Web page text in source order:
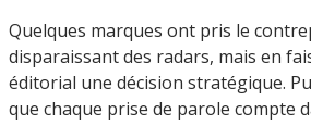
Quelques marques ont pris le
disparaissant des radars, mais en
éditorial une décision stratégique.
que chaque prise de parole compte